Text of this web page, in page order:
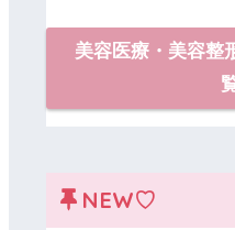
美容医療・美容整
NEW♡